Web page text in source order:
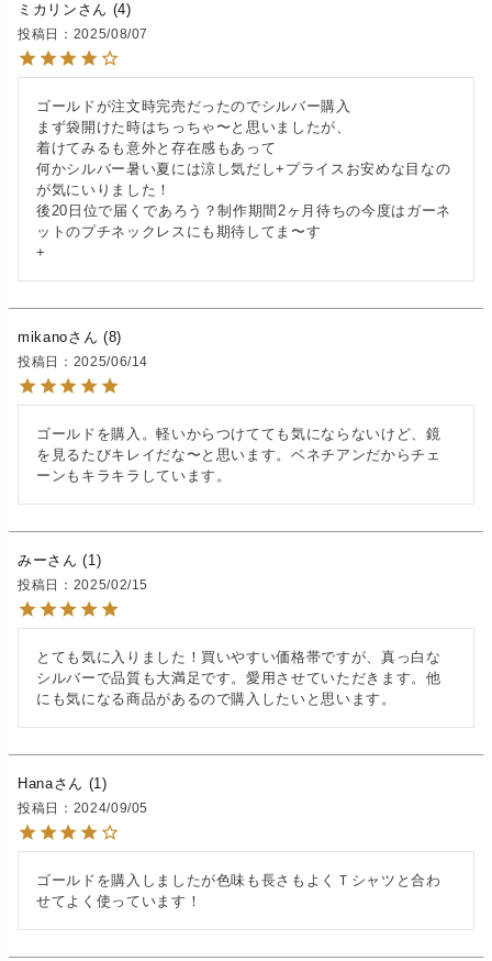
ミカリン 4
投稿日 2025/08/07
ゴールドが注文時完売だったのでシルバー購入
まず袋開けた時はちっちゃ〜と思いましたが、
着けてみるも意外と存在感もあって
何かシルバー暑い夏には涼し気だし+プライスお安めな目なの
が気にいりました！
後20日位で届くであろう？制作期間2ヶ月待ちの今度はガーネ
ットのプチネックレスにも期待してま〜す
+
mikano 8
投稿日 2025/06/14
ゴールドを購入。軽いからつけてても気にならないけど、鏡
を見るたびキレイだな〜と思います。ベネチアンだからチェ
ーンもキラキラしています。
みー 1
投稿日 2025/02/15
とても気に入りました！買いやすい価格帯ですが、真っ白な
シルバーで品質も大満足です。愛用させていただきます。他
にも気になる商品があるので購入したいと思います。
Hana 1
投稿日 2024/09/05
ゴールドを購入しましたが色味も長さもよくＴシャツと合わ
せてよく使っています！